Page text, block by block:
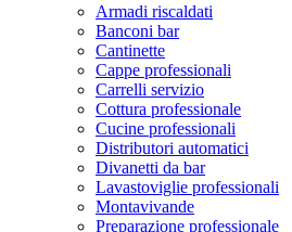
Armadi riscaldati
Banconi bar
Cantinette
Cappe professionali
Carrelli servizio
Cottura professionale
Cucine professionali
Distributori automatici
Divanetti da bar
Lavastoviglie professionali
Montavivande
Preparazione professionale